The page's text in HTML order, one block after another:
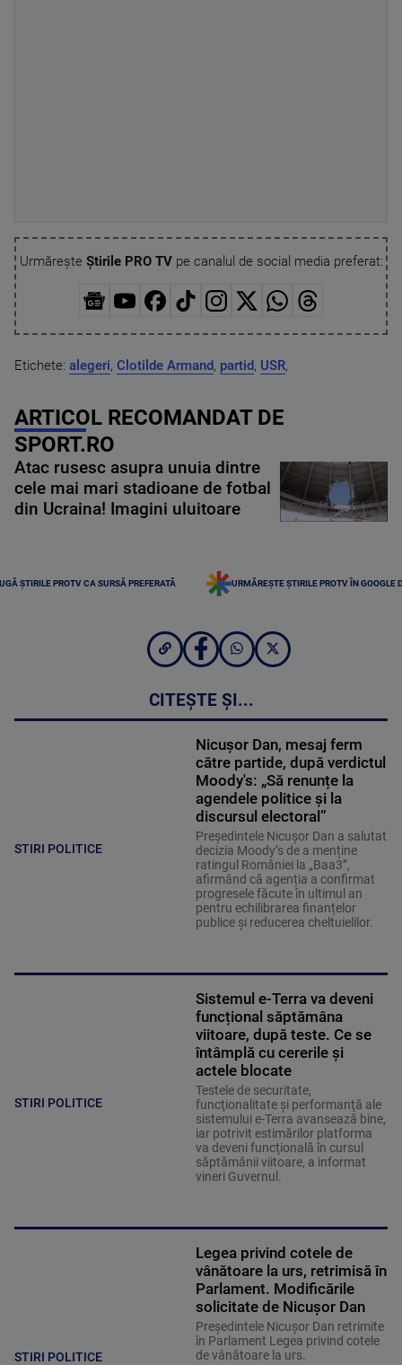
Urmărește Știrile PRO TVpe canalul de social media preferat:
Etichete: alegeri, Clotilde Armand, partid, USR,
ARTICOL RECOMANDAT DE
SPORT.RO
Atac rusesc asupra unuia dintre
cele mai mari stadioane de fotbal
din Ucraina! Imagini uluitoare
ȘTIRILE PROTV CA SURSĂ PREFERATĂ URMĂREȘTE ȘTIRILE PROTV ÎN GOOGLE
CITEȘTE ȘI...
STIRI POLITICE
Nicușor Dan, mesaj ferm
către partide, după verdictul
Moody's: „Să renunțe la
agendele politice şi la
discursul electoral”
Președintele Nicușor Dan a salutat
decizia Moody’s de a menține
ratingul României la „Baa3”,
afirmând că agenția a confirmat
progresele făcute în ultimul an
pentru echilibrarea finanțelor
publice și reducerea cheltuielilor.
STIRI POLITICE
Sistemul e-Terra va deveni
funcțional săptămâna
viitoare, după teste. Ce se
întâmplă cu cererile și
actele blocate
Testele de securitate,
funcţionalitate şi performanţă ale
sistemului e-Terra avansează bine,
iar potrivit estimărilor platforma
va deveni funcţională în cursul
săptămânii viitoare, a informat
vineri Guvernul.
STIRI POLITICE
Legea privind cotele de
vânătoare la urs, retrimisă în
Parlament. Modificările
solicitate de Nicușor Dan
Președintele Nicușor Dan retrimite
în Parlament Legea privind cotele
de vânătoare la urs.